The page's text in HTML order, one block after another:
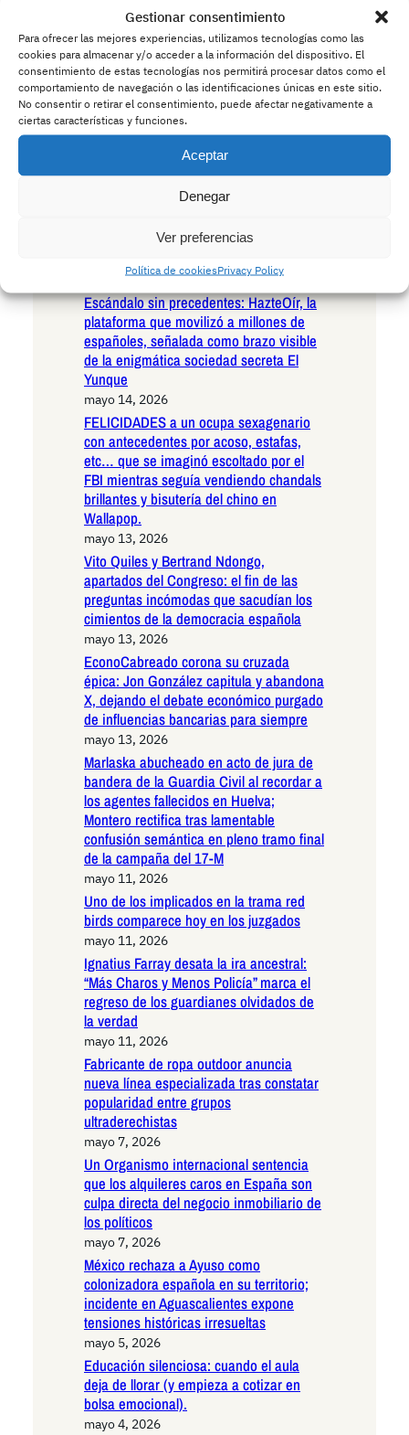
Gestionar consentimiento
Para ofrecer las mejores experiencias, utilizamos tecnologías como las
cookies para almacenar y/o acceder a la información del dispositivo. El
consentimiento de estas tecnologías nos permitirá procesar datos como el
comportamiento de navegación o las identificaciones únicas en este sitio.
No consentir o retirar el consentimiento, puede afectar negativamente a
ciertas características y funciones.
Aceptar
Denegar
Ver preferencias
Política de cookiesPrivacy Policy
Andalucía en la encrucijada existencial:
las seis razones irrefutables para votar
VOX en las próximas elecciones
autonómicas
mayo 15, 2026
Andalucía ante el umbral histórico: las
seis razones decisivas para votar
Podemos en las próximas elecciones
autonómicas
cuidado con los ciervos borrachos que
mayo 14, 2026
Escándalo sin precedentes: HazteOír, la
plataforma que movilizó a millones de
españoles, señalada como brazo visible
de la enigmática sociedad secreta El
Yunque
mayo 14, 2026
FELICIDADES a un ocupa sexagenario
con antecedentes por acoso, estafas,
etc… que se imaginó escoltado por el
FBI mientras seguía vendiendo chandals
brillantes y bisutería del chino en
Wallapop.
mayo 13, 2026
Vito Quiles y Bertrand Ndongo,
apartados del Congreso: el fin de las
preguntas incómodas que sacudían los
cimientos de la democracia española
mayo 13, 2026
EconoCabreado corona su cruzada
épica: Jon González capitula y abandona
X, dejando el debate económico purgado
de influencias bancarias para siempre
mayo 13, 2026
Marlaska abucheado en acto de jura de
bandera de la Guardia Civil al recordar a
los agentes fallecidos en Huelva;
Montero rectifica tras lamentable
confusión semántica en pleno tramo final
de la campaña del 17-M
mayo 11, 2026
Uno de los implicados en la trama red
birds comparece hoy en los juzgados
mayo 11, 2026
Ignatius Farray desata la ira ancestral:
“Más Charos y Menos Policía” marca el
regreso de los guardianes olvidados de
la verdad
mayo 11, 2026
Fabricante de ropa outdoor anuncia
nueva línea especializada tras constatar
popularidad entre grupos
ultraderechistas
mayo 7, 2026
Un Organismo internacional sentencia
que los alquileres caros en España son
culpa directa del negocio inmobiliario de
los políticos
mayo 7, 2026
México rechaza a Ayuso como
colonizadora española en su territorio;
incidente en Aguascalientes expone
tensiones históricas irresueltas
mayo 5, 2026
Educación silenciosa: cuando el aula
deja de llorar (y empieza a cotizar en
bolsa emocional).
mayo 4, 2026